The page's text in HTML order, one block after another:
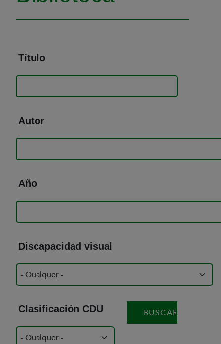
Título
Autor
Año
Discapacidad visual
Clasificación CDU